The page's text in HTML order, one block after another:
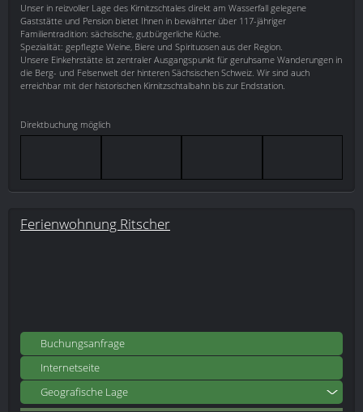
Unser in reizvoller Lage des Kirnitzschtales direkt am Wasserfall gelegene
Gaststätte und Pension bietet Ihnen in bewährter über 117-jähriger
Familientradition: sächsische, gutbürgerliche Küche.
Spezialität: gepflegte Weine, Biere und Spirituosen aus der Region.
Unsere Einkehrstätte ist zentraler Ausgangspunkt für geruhsame Wanderungen in
die Berg- und Felsenwelt der hinteren Sächsischen Schweiz. Wir sind auch
erreichbar mit der historischen Kirnitzschtalbahn bis zur Endstation.
Direktbuchung möglich
Ferienwohnung Ritscher
Buchungsanfrage
Internetseite
Geografische Lage